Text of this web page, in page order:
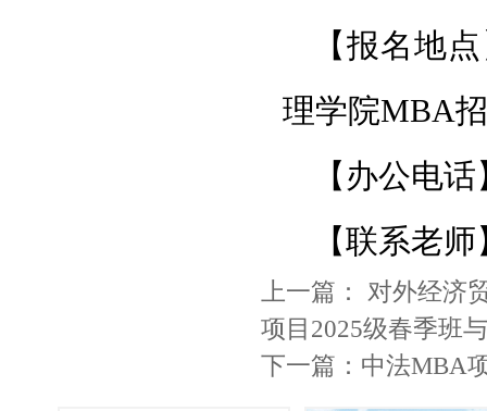
【报名地
理学院MBA
【办公电
【联系老
上一篇： 对外经济
项目2025级春季班
下一篇： 中法MBA